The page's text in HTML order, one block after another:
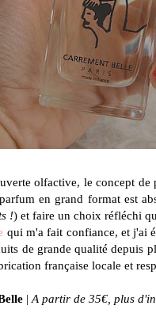
olfactive, le concept
en grand format est
!) et faire un choix réfléchi
qui m'a fait confiance, et j'ai
de grande qualité depuis
française locale et
|A partir de 35€, plus